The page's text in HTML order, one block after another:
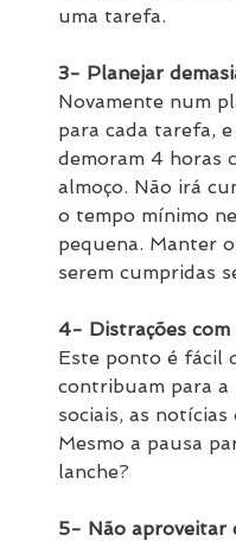
uma tarefa.
3- Planejar
Novamente num
para cada tarefa,
demoram 4 horas
almoço. Não irá
o tempo mínimo
pequena. Manter
serem cumpridas
4- Distrações
Este ponto é fácil
contribuam para a
sociais, as
Mesmo a pausa
lanche?
5- Não aproveitar